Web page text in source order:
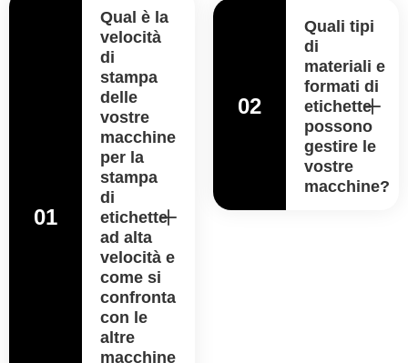
01
Qual è la
velocità
di
stampa
delle
vostre
macchine
per la
stampa
di
etichette
ad alta
velocità e
come si
confronta
con le
altre
macchine
02
Quali tipi
di
materiali e
formati di
etichette
possono
gestire le
vostre
macchine?